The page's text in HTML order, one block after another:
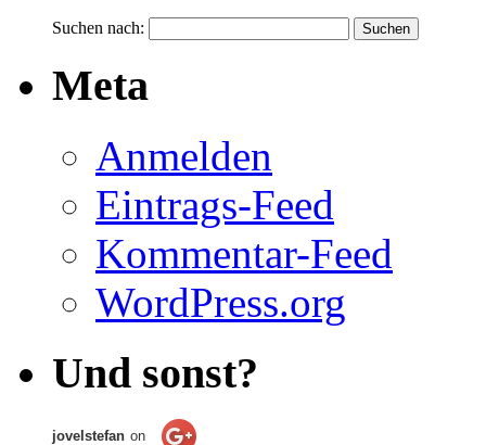
Suchen nach:
Meta
Anmelden
Eintrags-Feed
Kommentar-Feed
WordPress.org
Und sonst?
jovelstefan on